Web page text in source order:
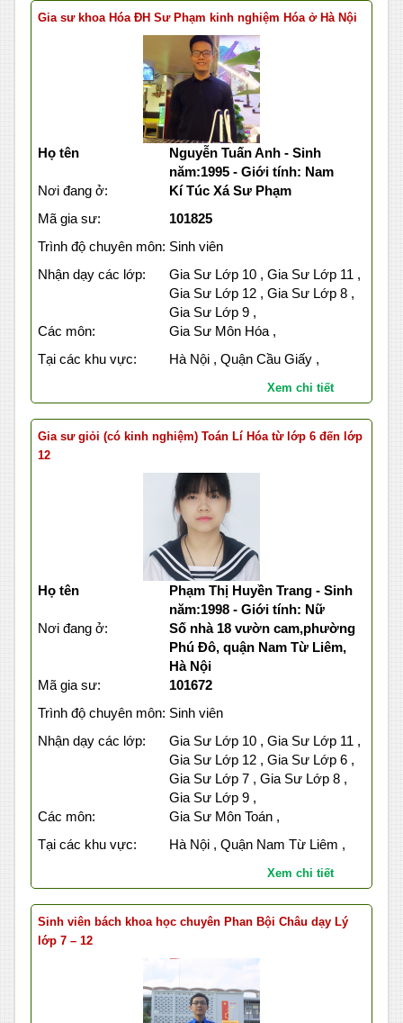
Gia sư khoa Hóa ĐH Sư Phạm kinh nghiệm Hóa ở Hà Nội
Họ tên
Nguyễn Tuấn Anh - Sinh
năm:1995 - Giới tính: Nam
Nơi đang ở:
Kí Túc Xá Sư Phạm
Mã gia sư:
101825
Trình độ chuyên môn: Sinh viên
Nhận dạy các lớp:
Gia Sư Lớp 10 , Gia Sư Lớp 11 ,
Gia Sư Lớp 12 , Gia Sư Lớp 8 ,
Gia Sư Lớp 9 ,
Các môn:
Gia Sư Môn Hóa ,
Tại các khu vực:
Hà Nội , Quận Cầu Giấy ,
Xem chi tiết
Gia sư giỏi (có kinh nghiệm) Toán Lí Hóa từ lớp 6 đến lớp
12
Họ tên
Phạm Thị Huyền Trang - Sinh
năm:1998 - Giới tính: Nữ
Nơi đang ở:
Số nhà 18 vườn cam,phường
Phú Đô, quận Nam Từ Liêm,
Hà Nội
Mã gia sư:
101672
Trình độ chuyên môn: Sinh viên
Nhận dạy các lớp:
Gia Sư Lớp 10 , Gia Sư Lớp 11 ,
Gia Sư Lớp 12 , Gia Sư Lớp 6 ,
Gia Sư Lớp 7 , Gia Sư Lớp 8 ,
Gia Sư Lớp 9 ,
Các môn:
Gia Sư Môn Toán ,
Tại các khu vực:
Hà Nội , Quận Nam Từ Liêm ,
Xem chi tiết
Sinh viên bách khoa học chuyên Phan Bội Châu dạy Lý
lớp 7 – 12